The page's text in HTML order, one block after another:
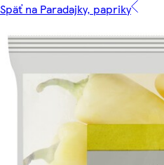
Späť na Paradajky, papriky